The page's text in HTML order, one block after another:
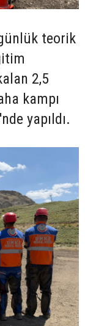
teorik
2,5
kampı
yapıldı.